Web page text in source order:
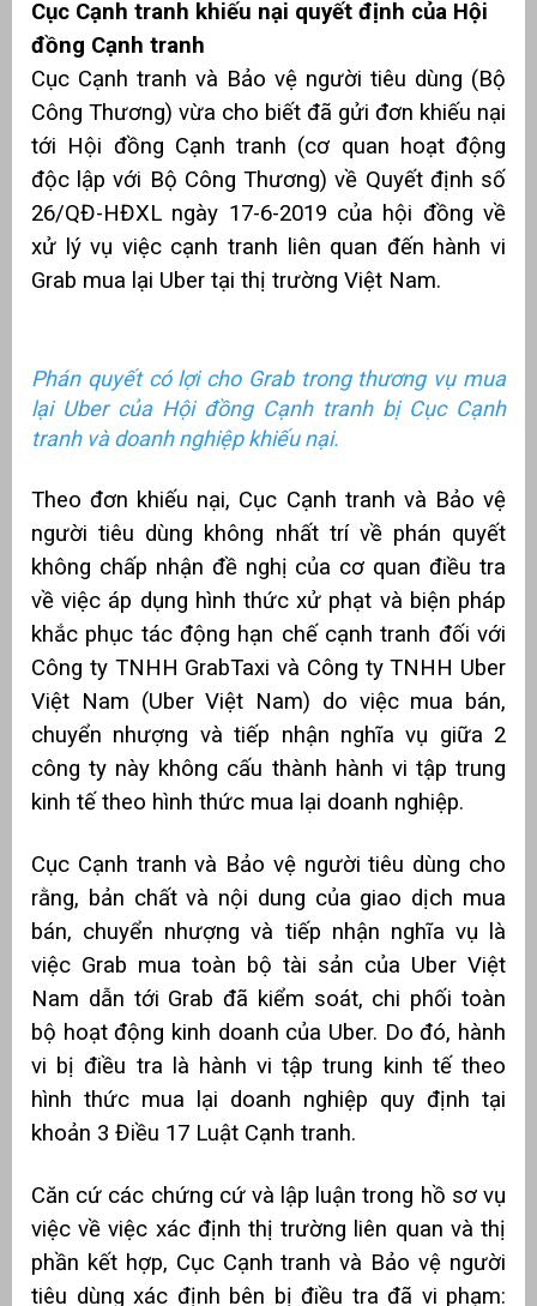
Cục Cạnh tranh khiếu nại quyết định của Hội
đồng Cạnh tranh
Cục Cạnh tranh và Bảo vệ người tiêu dùng (Bộ
Công Thương) vừa cho biết đã gửi đơn khiếu nại
tới Hội đồng Cạnh tranh (cơ quan hoạt động
độc lập với Bộ Công Thương) về Quyết định số
26/QĐ-HĐXL ngày 17-6-2019 của hội đồng về
xử lý vụ việc cạnh tranh liên quan đến hành vi
Grab mua lại Uber tại thị trường Việt Nam.
Phán quyết có lợi cho Grab trong thương vụ mua
lại Uber của Hội đồng Cạnh tranh bị Cục Cạnh
tranh và doanh nghiệp khiếu nại.
Theo đơn khiếu nại, Cục Cạnh tranh và Bảo vệ
người tiêu dùng không nhất trí về phán quyết
không chấp nhận đề nghị của cơ quan điều tra
về việc áp dụng hình thức xử phạt và biện pháp
khắc phục tác động hạn chế cạnh tranh đối với
Công ty TNHH GrabTaxi và Công ty TNHH Uber
Việt Nam (Uber Việt Nam) do việc mua bán,
chuyển nhượng và tiếp nhận nghĩa vụ giữa 2
công ty này không cấu thành hành vi tập trung
kinh tế theo hình thức mua lại doanh nghiệp.
Cục Cạnh tranh và Bảo vệ người tiêu dùng cho
rằng, bản chất và nội dung của giao dịch mua
bán, chuyển nhượng và tiếp nhận nghĩa vụ là
việc Grab mua toàn bộ tài sản của Uber Việt
Nam dẫn tới Grab đã kiểm soát, chi phối toàn
bộ hoạt động kinh doanh của Uber. Do đó, hành
vi bị điều tra là hành vi tập trung kinh tế theo
hình thức mua lại doanh nghiệp quy định tại
khoản 3 Điều 17 Luật Cạnh tranh.
Căn cứ các chứng cứ và lập luận trong hồ sơ vụ
việc về việc xác định thị trường liên quan và thị
phần kết hợp, Cục Cạnh tranh và Bảo vệ người
tiêu dùng xác định bên bị điều tra đã vi phạm: